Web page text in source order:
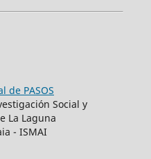
de PASOS
Social y
La Laguna
- ISMAI